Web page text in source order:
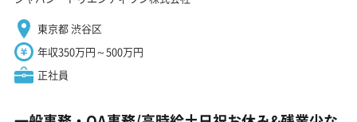
東京都 渋谷区
年収350万円～500万円
正社員